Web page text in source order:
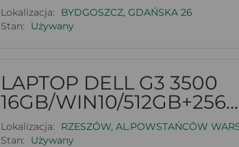
Lokalizacja:
BYDGOSZCZ, GDAŃSKA 26
Stan:
Używany
LAPTOP DELL G3 3500
16GB/WIN10/512GB+256...
Lokalizacja:
RZESZÓW, AL.POWSTAŃCÓW
Stan:
Używany